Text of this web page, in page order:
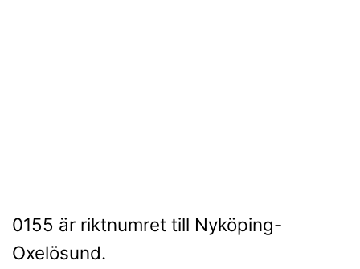
0155 är riktnumret till Nyköping-
Oxelösund.